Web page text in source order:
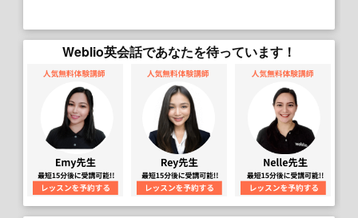
Weblio英会話であなたを待っています！